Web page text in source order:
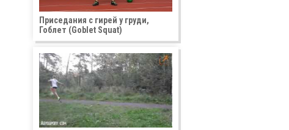
Приседания с гирей у груди,
Гоблет (Goblet Squat)